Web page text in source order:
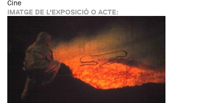
Cine
IMATGE DE L'EXPOSICIÓ O ACTE: